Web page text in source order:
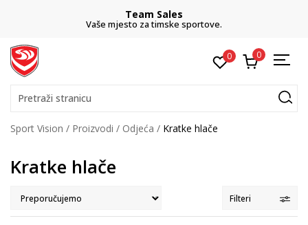
Team Sales
Vaše mjesto za timske sportove.
0 0
Pretraži stranicu
Sport Vision Proizvodi Odjeća Kratke hlače
Kratke hlače
Filteri